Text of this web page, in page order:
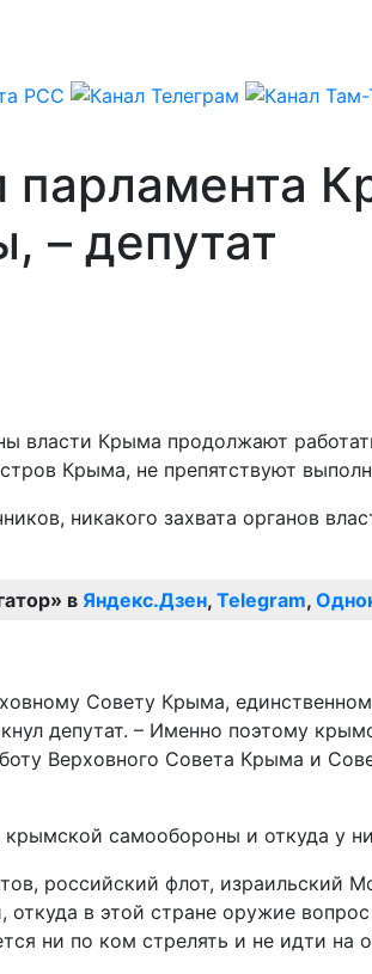
парламента
– депутат
власти Крыма продолжают
Крыма, не препятствуют
никакого захвата органов
в Яндекс.Дзен, Telegram,
Совету Крыма,
депутат. – Именно поэтому
Верховного Совета Крыма и
самообороны и откуда у
российский флот, израильский
в этой стране оружие
ни по ком стрелять и не идти на